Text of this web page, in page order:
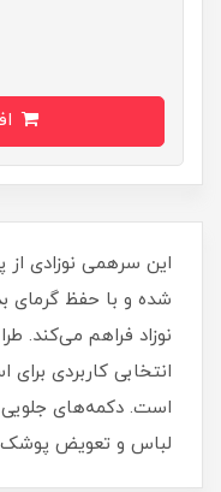
این سرهمی نوزادی
شده و با حفظ گرمای
نوزاد فراهم می‌کند.
انتخابی کاربردی
است. دکمه‌های
لباس و تعویض پوشک